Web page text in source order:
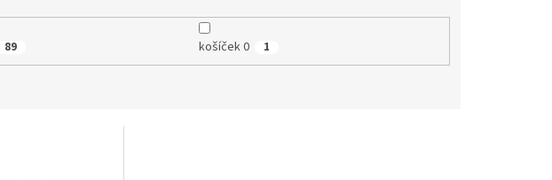
89 košíček 0 1